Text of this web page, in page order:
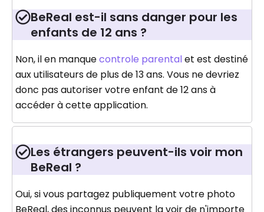
BeReal est-il sans danger pour les
enfants de 12 ans ?
Non, il en manquecontrole parentalet est destiné
aux utilisateurs de plus de 13 ans. Vous ne devriez
donc pas autoriser votre enfant de 12 ans à
accéder à cette application.
Les étrangers peuvent-ils voir mon
BeReal ?
Oui, si vous partagez publiquement votre photo